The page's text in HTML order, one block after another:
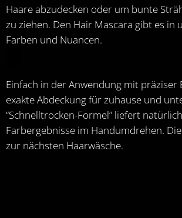
Haare abzudecken oder um bunte
zu ziehen. Den Hair Mascara gibt es in
Farben und Nuancen.
Einfach in der Anwendung mit präziser
exakte Abdeckung für zuhause und
“Schnelltrocken-Formel” liefert
Farbergebnisse im Handumdrehen.
zur nächsten Haarwäsche.